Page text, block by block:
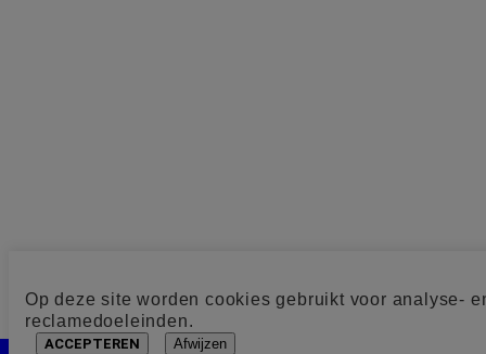
Op deze site worden cookies gebruikt voor analyse-
reclamedoeleinden.
ACCEPTEREN Afwijzen